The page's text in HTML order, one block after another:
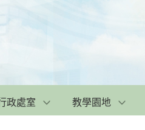
政處室 教學園地